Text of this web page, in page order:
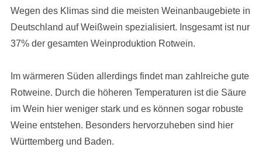
Wegen des Klimas sind die meisten Weinanbaugebiete in
Deutschland auf Weißwein spezialisiert. Insgesamt ist nur
37% der gesamten Weinproduktion Rotwein.
Im wärmeren Süden allerdings findet man zahlreiche gute
Rotweine. Durch die höheren Temperaturen ist die Säure
im Wein hier weniger stark und es können sogar robuste
Weine entstehen. Besonders hervorzuheben sind hier
Württemberg und Baden.